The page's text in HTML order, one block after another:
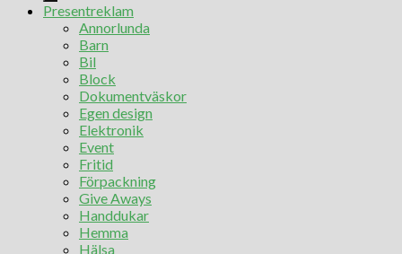
Presentreklam
Annorlunda
Barn
Bil
Block
Dokumentväskor
Egen design
Elektronik
Event
Fritid
Förpackning
Give Aways
Handdukar
Hemma
Hälsa